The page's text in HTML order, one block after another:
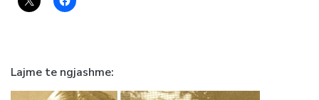
Lajme te ngjashme